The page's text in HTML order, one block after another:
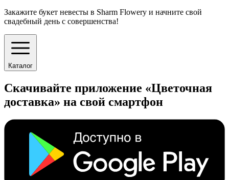
Закажите букет невесты в Sharm Flowery и начните свой
свадебный день с совершенства!
Каталог
Скачивайте приложение «Цветочная
доставка» на свой смартфон